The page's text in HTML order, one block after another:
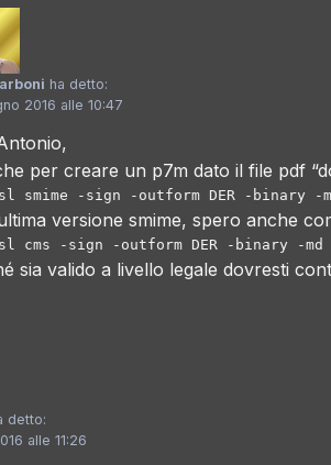
ha detto:
2016 alle 10:47
per creare un p7m dato il file pdf
versione smime, spero anche
sia valido a livello legale dovresti
detto:
alle 11:26